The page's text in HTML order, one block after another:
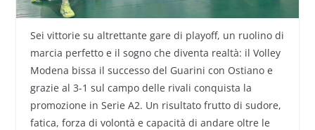
Sei vittorie su altrettante gare di playoff, un ruolino di
marcia perfetto e il sogno che diventa realtà: il Volley
Modena bissa il successo del Guarini con Ostiano e
grazie al 3-1 sul campo delle rivali conquista la
promozione in Serie A2. Un risultato frutto di sudore,
fatica, forza di volontà e capacità di andare oltre le